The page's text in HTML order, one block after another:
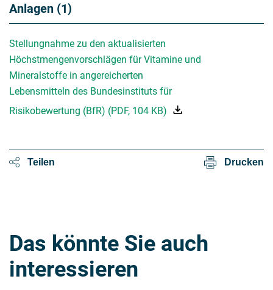
Anlagen (1)
Stellungnahme zu den aktualisierten
Höchstmengenvorschlägen für Vitamine und
Mineralstoffe in angereicherten
Lebensmitteln des Bundesinstituts für
Risikobewertung (BfR) (PDF, 104 KB)
Teilen Drucken
Das könnte Sie auch
interessieren